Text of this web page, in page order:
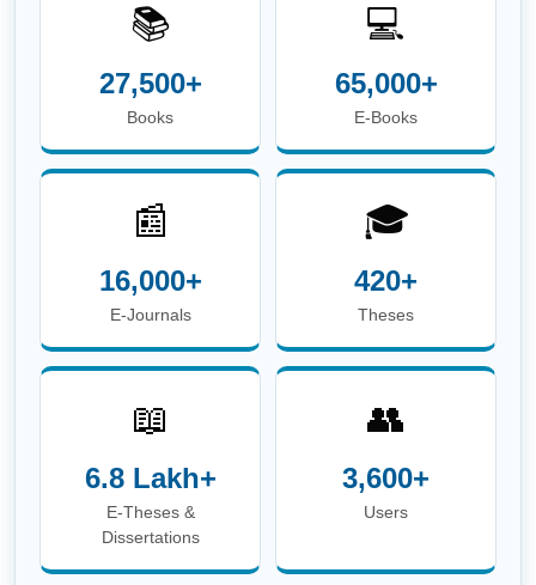
📚
27,500+
Books
💻
65,000+
E-Books
📰
16,000+
E-Journals
🎓
420+
Theses
📖
6.8 Lakh+
E-Theses &
Dissertations
👥
3,600+
Users